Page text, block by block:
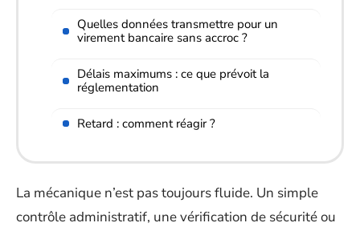
Quelles données transmettre pour un
virement bancaire sans accroc ?
Délais maximums : ce que prévoit la
réglementation
Retard : comment réagir ?
La mécanique n’est pas toujours fluide. Un simple
contrôle administratif, une vérification de sécurité ou